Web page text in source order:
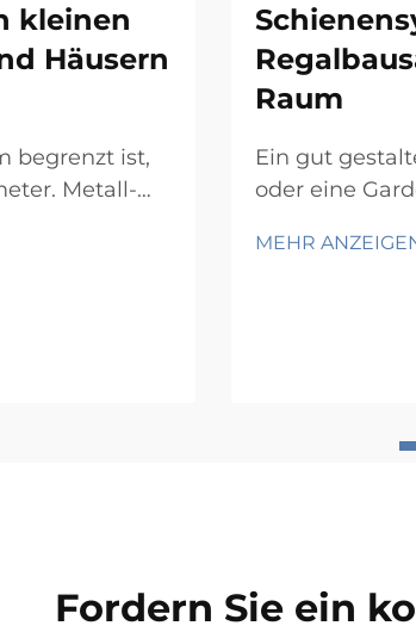
kleinen
Häusern
begrenzt ist,
Metall-
beliebtesten
Raum
Ein gut
oder eine
organisieren –
MEHR
Fordern Sie ein